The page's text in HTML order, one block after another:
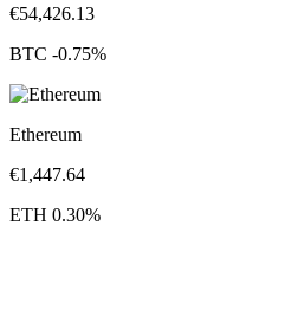
€54,426.13
BTC -0.75%
Ethereum
€1,447.64
ETH 0.30%